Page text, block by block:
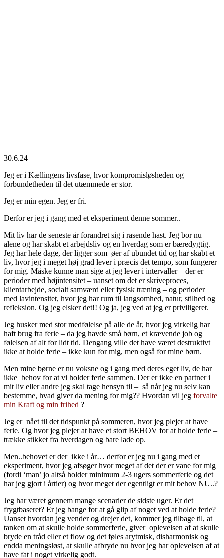
30.6.24
Jeg er i Kællingens livsfase, hvor kompromisløsheden og
forbundetheden til det utæmmede er stor.
Jeg er min egen. Jeg er fri.
Derfor er jeg i gang med et eksperiment denne sommer..
Mit liv har de seneste år forandret sig i rasende hast. Jeg bor nu
alene og har skabt et arbejdsliv og en hverdag som er bæredygtig.
Jeg har hele dage, der ligger som øer af ubundet tid og har skabt et
liv, hvor jeg i meget høj grad lever i præcis det tempo, som fungerer
for mig. Måske kunne man sige at jeg lever i intervaller – der er
perioder med højintensitet – uanset om det er skriveproces,
klientarbejde, socialt samværd eller fysisk træning – og perioder
med lavintensitet, hvor jeg har rum til langsomhed, natur, stilhed og
refleksion. Og jeg elsker det!! Og ja, jeg ved at jeg er priviligeret.
Jeg husker med stor medfølelse på alle de år, hvor jeg virkelig har
haft brug fra ferie – da jeg havde små børn, et krævende job og
følelsen af alt for lidt tid. Dengang ville det have været destruktivt
ikke at holde ferie – ikke kun for mig, men også for mine børn.
Men mine børne er nu voksne og i gang med deres eget liv, de har
ikke behov for at vi holder ferie sammen. Der er ikke en partner i
mit liv eller andre jeg skal tage hensyn til – så når jeg nu selv kan
bestemme, hvad giver da mening for mig?? Hvordan vil jeg forvalte
min Kraft og min frihed ?
Jeg er nået til det tidspunkt på sommeren, hvor jeg plejer at have
ferie. Og hvor jeg plejer at have et stort BEHOV for at holde ferie –
trække stikket fra hverdagen og bare lade op.
Men..behovet er der ikke i år… derfor er jeg nu i gang med et
eksperiment, hvor jeg afsøger hvor meget af det der er vane for mig
(fordi ‘man’ jo altså holder minimum 2-3 ugers sommerferie og det
har jeg gjort i årtier) og hvor meget der egentligt er mit behov NU..?
Jeg har været gennem mange scenarier de sidste uger. Er det
frygtbaseret? Er jeg bange for at gå glip af noget ved at holde ferie?
Uanset hvordan jeg vender og drejer det, kommer jeg tilbage til, at
tanken om at skulle holde sommerferie, giver oplevelsen af at skulle
bryde en tråd eller et flow og det føles arytmisk, disharmonisk og
endda meningsløst, at skulle afbryde nu hvor jeg har oplevelsen af at
have fat i noget virkelig godt.